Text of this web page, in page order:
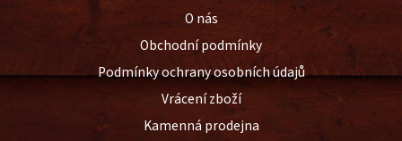
O nás
Obchodní podmínky
Podmínky ochrany osobních údajů
Vrácení zboží
Kamenná prodejna